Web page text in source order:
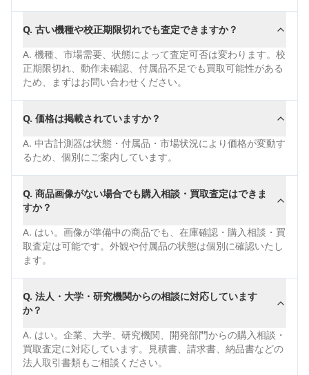
Q. 古い機種や校正期限切れでも査定できますか？
A. 機種、市場需要、状態によって査定可否は変わります。校
正期限切れ、動作未確認、付属品不足でも買取可能性がある
ため、まずはお問い合わせください。
Q. 価格は掲載されていますか？
A. 中古計測器は状態・付属品・市場状況により価格が変動す
るため、個別にご案内しています。
Q. 商品画像がない場合でも購入相談・買取査定はできま
すか？
A. はい。画像が準備中の商品でも、在庫確認・購入相談・買
取査定は可能です。外観や付属品の状態は個別に確認いたし
ます。
Q. 法人・大学・研究機関からの相談に対応しています
か？
A. はい。企業、大学、研究機関、開発部門からの購入相談・
買取査定に対応しています。見積書、請求書、納品書などの
法人取引書類もご相談ください。